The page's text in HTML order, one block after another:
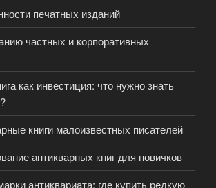
печатных изданий
частных и корпоративных
как инвестиция: что нужно знать
книги малоизвестных писателей
антикварных книг для новичков
антиквариата: где купить редкую